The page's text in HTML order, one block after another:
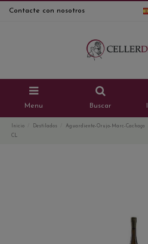
Contacte con nosotros
Menu Buscar
Inicio Destilados Aguardiente-Orujo-Marc-Cachaça
CL